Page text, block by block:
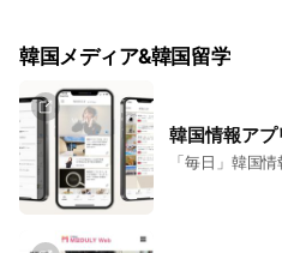
韓国メディア&韓国留学
韓国情報アプ
「毎日」韓国